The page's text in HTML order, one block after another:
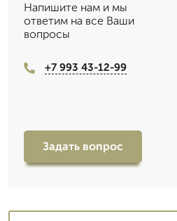
Напишите нам и мы
ответим на все Ваши
вопросы
+7 993 43-12-99
Задать вопрос